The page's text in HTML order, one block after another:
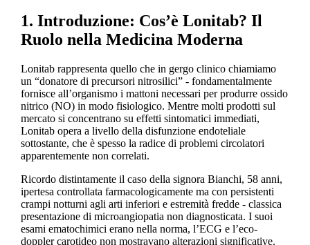
1. Introduzione: Cos’è Lonitab? Il
Ruolo nella Medicina Moderna
Lonitab rappresenta quello che in gergo clinico chiamiamo
un “donatore di precursori nitrosilici” - fondamentalmente
fornisce all’organismo i mattoni necessari per produrre ossido
nitrico (NO) in modo fisiologico. Mentre molti prodotti sul
mercato si concentrano su effetti sintomatici immediati,
Lonitab opera a livello della disfunzione endoteliale
sottostante, che è spesso la radice di problemi circolatori
apparentemente non correlati.
Ricordo distintamente il caso della signora Bianchi, 58 anni,
ipertesa controllata farmacologicamente ma con persistenti
crampi notturni agli arti inferiori e estremità fredde - classica
presentazione di microangiopatia non diagnosticata. I suoi
esami ematochimici erano nella norma, l’ECG e l’eco-
doppler carotideo non mostravano alterazioni significative.